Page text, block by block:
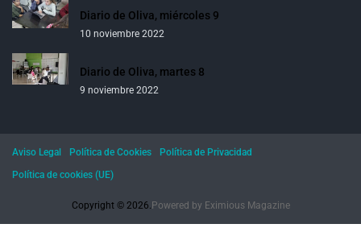
Diario de Oliva, miércoles 9
10 noviembre 2022
Diario de Oliva, martes 8
9 noviembre 2022
Copyright © 2026. Powered by Eximious Magazine
Aviso Legal Política de Cookies
Política de Privacidad
Política de cookies (UE)